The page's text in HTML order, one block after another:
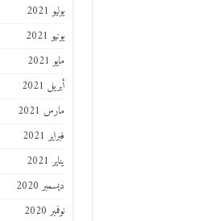
يوليو 2021
يونيو 2021
مايو 2021
أبريل 2021
مارس 2021
فبراير 2021
يناير 2021
ديسمبر 2020
نوفمبر 2020